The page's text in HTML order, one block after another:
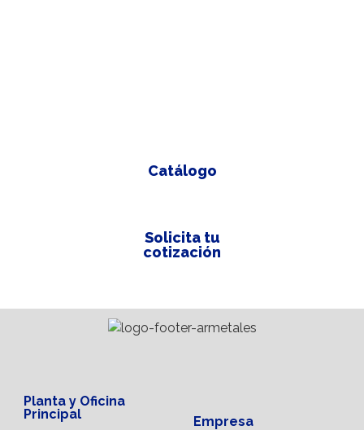
Catálogo
Solicita tu
cotización
Planta y Oficina
Principal
Empresa